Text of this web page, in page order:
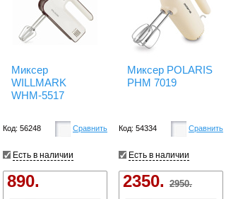
Миксер
WILLMARK
WHM-5517
Код: 56248 Сравнить
Есть в наличии
890.
Миксер POLARIS
PHM 7019
Код: 54334 Сравнить
Есть в наличии
2350. 2950.